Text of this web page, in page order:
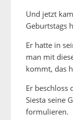
Und jetzt
Geburtstags
Er hatte in
man mit
kommt, das
Er beschloss
Siesta seine
formulieren.